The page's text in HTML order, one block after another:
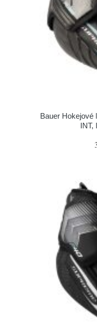
Bauer Hokejové
INT,